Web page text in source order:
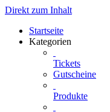
Direkt zum Inhalt
Startseite
Kategorien
Tickets
Gutscheine
Produkte